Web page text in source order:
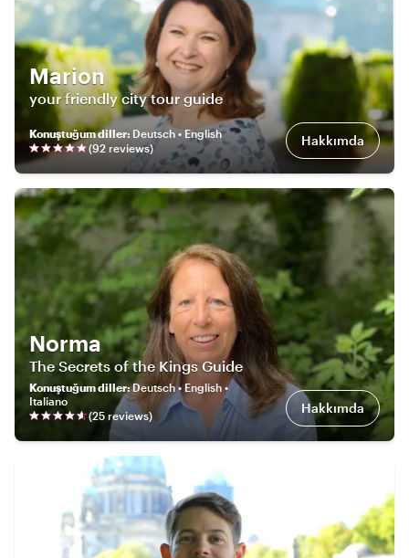
Marion
your friendly city tour guide
Konuştuğum diller: Deutsch • English
(92 reviews) Hakkımda
Norma
The Secrets of the Kings Guide
Konuştuğum diller:Deutsch • English •
Italiano
(25 reviews) Hakkımda